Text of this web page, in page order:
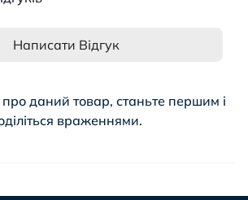
Написати Відгук
про даний товар, станьте першим і
враженнями.